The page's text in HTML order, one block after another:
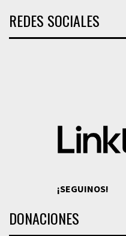
REDES SOCIALES
¡SEGUINOS!
DONACIONES